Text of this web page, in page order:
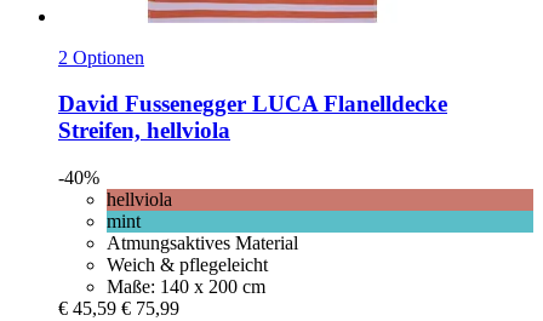
2 Optionen
David Fussenegger LUCA Flanelldecke
Streifen, hellviola
-40%
hellviola
mint
Atmungsaktives Material
Weich & pflegeleicht
Maße: 140 x 200 cm
€ 45,59 € 75,99